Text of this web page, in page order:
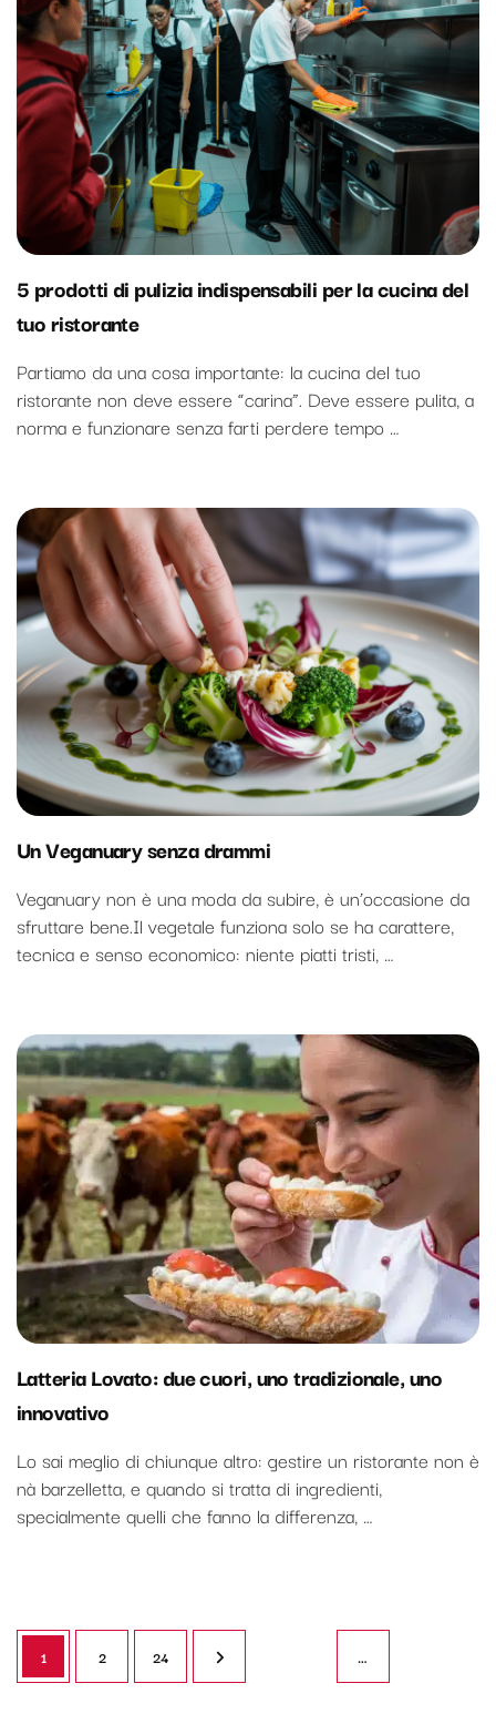
5 prodotti di pulizia indispensabili per la cucina del
tuo ristorante
Partiamo da una cosa importante: la cucina del tuo
ristorante non deve essere “carina”. Deve essere pulita, a
norma e funzionare senza farti perdere tempo …
Un Veganuary senza drammi
Veganuary non è una moda da subire, è un’occasione da
sfruttare bene.Il vegetale funziona solo se ha carattere,
tecnica e senso economico: niente piatti tristi, …
Latteria Lovato: due cuori, uno tradizionale, uno
innovativo
Lo sai meglio di chiunque altro: gestire un ristorante non è
nà barzelletta, e quando si tratta di ingredienti,
specialmente quelli che fanno la differenza, …
Paginazione
degli
articoli
Pagina
1 Pagina
2 …
Pagina
24